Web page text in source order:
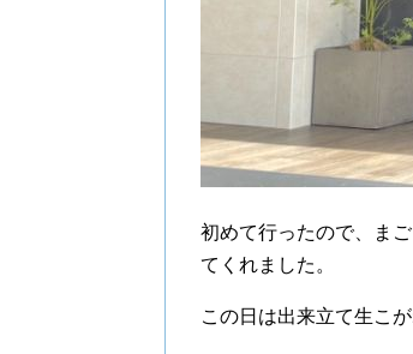
初めて行ったので、ま
てくれました。
この日は出来立て生こ